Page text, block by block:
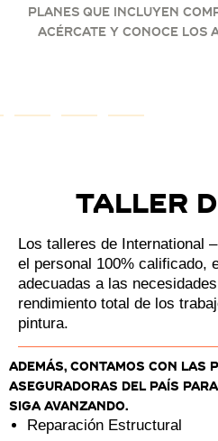
Planes que incluyen
Acércate y conoce los
Taller
Los talleres de International
el personal 100% calificado,
adecuadas a las
rendimiento total de los
pintura.
Además, contamos con las
aseguradoras del país
siga avanzando.
Reparación Estructural